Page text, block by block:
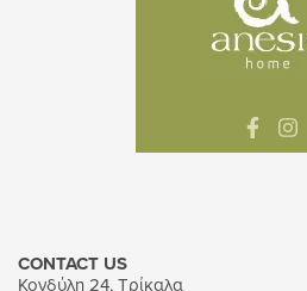
CONTACT US
Κονδύλη 24, Τρίκαλα